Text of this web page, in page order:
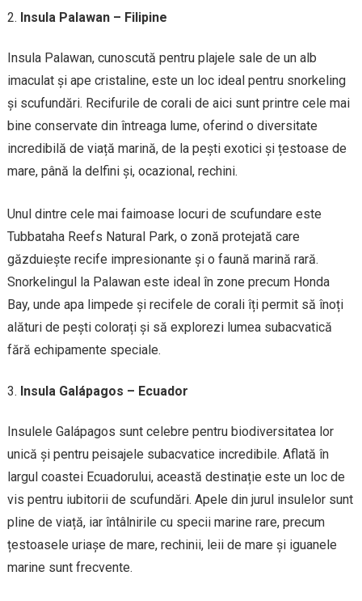
Insula Palawan – Filipine
Insula Palawan, cunoscută pentru plajele sale de un alb
imaculat și ape cristaline, este un loc ideal pentru snorkeling
și scufundări. Recifurile de corali de aici sunt printre cele mai
bine conservate din întreaga lume, oferind o diversitate
incredibilă de viață marină, de la pești exotici și țestoase de
mare, până la delfini și, ocazional, rechini.
Unul dintre cele mai faimoase locuri de scufundare este
Tubbataha Reefs Natural Park, o zonă protejată care
găzduiește recife impresionante și o faună marină rară.
Snorkelingul la Palawan este ideal în zone precum Honda
Bay, unde apa limpede și recifele de corali îți permit să înoți
alături de pești colorați și să explorezi lumea subacvatică
fără echipamente speciale.
Insula Galápagos – Ecuador
Insulele Galápagos sunt celebre pentru biodiversitatea lor
unică și pentru peisajele subacvatice incredibile. Aflată în
largul coastei Ecuadorului, această destinație este un loc de
vis pentru iubitorii de scufundări. Apele din jurul insulelor sunt
pline de viață, iar întâlnirile cu specii marine rare, precum
țestoasele uriașe de mare, rechinii, leii de mare și iguanele
marine sunt frecvente.